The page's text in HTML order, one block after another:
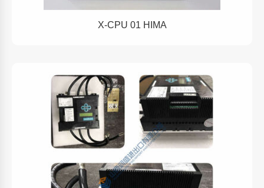
X-CPU 01 HIMA